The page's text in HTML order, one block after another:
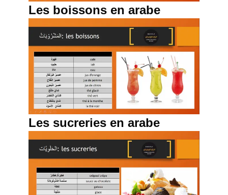
Les boissons en arabe
Les sucreries en arabe